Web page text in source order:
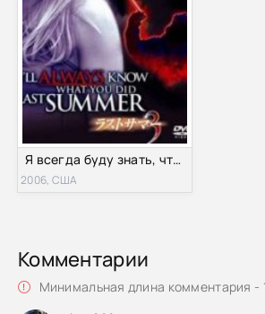
Я всегда буду знать, что вы сделали прошлым летом (2006)
2006, США
Комментарии
Минимальная длина комментария -